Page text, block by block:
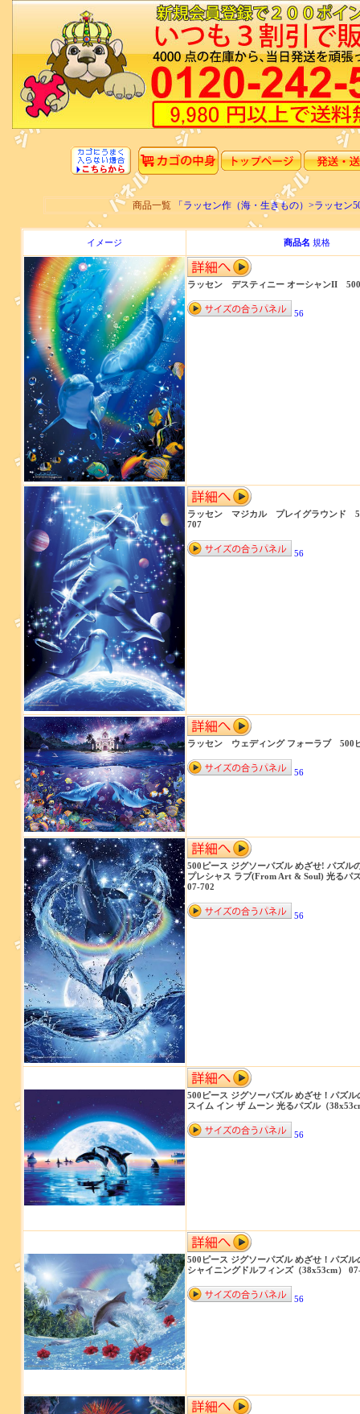
商品一覧 「ラッセン作（海・生きもの）>ラッセ
イメージ 商品名 規格
ラッセン デスティニー オーシャンII
56
ラッセン マジカル プレイグラウンド
707
56
ラッセン ウェディング フォーラブ 500
56
500ピース ジグソーパズル めざせ! パズル
プレシャス ラブ(From Art & Soul) 光る
07-702
56
500ピース ジグソーパズル めざせ！パズル
スイム イン ザ ムーン 光るパズル（
56
500ピース ジグソーパズル めざせ！パズル
シャイニングドルフィンズ（38x53cm）
56